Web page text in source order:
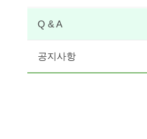
Q & A
공지사항